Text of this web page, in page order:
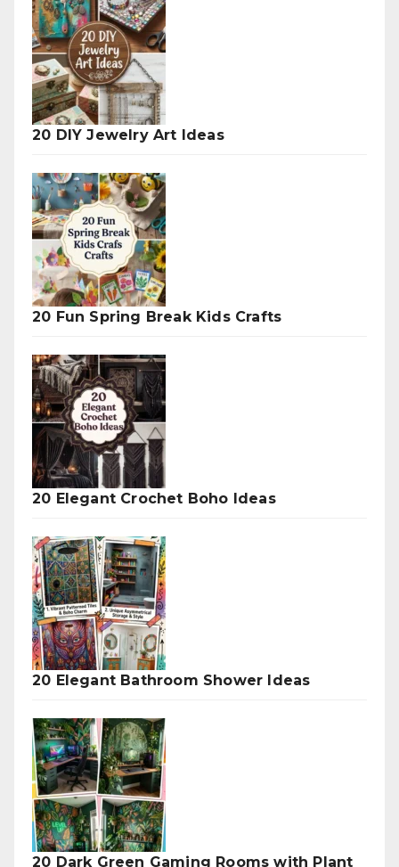
20 DIY Jewelry Art Ideas
20 Fun Spring Break Kids Crafts
20 Elegant Crochet Boho Ideas
20 Elegant Bathroom Shower Ideas
20 Dark Green Gaming Rooms with Plant